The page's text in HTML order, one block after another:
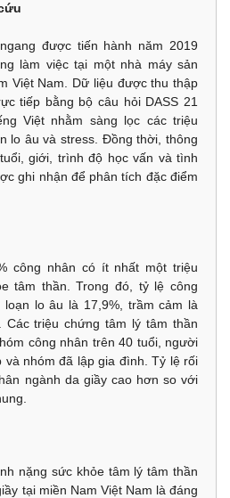
được tiến hành năm 2019
làm việc tại một nhà máy sản
Việt Nam. Dữ liệu được thu thập
tiếp bằng bộ câu hỏi DASS 21
Việt nhằm sàng lọc các triệu
lo âu và stress. Đồng thời, thông
giới, trình độ học vấn và tình
ghi nhận để phân tích đặc điểm
công nhân có ít nhất một triệu
tâm thần. Trong đó, tỷ lệ công
lo âu là 17,9%, trầm cảm là
Các triệu chứng tâm lý tâm thần
công nhân trên 40 tuổi, người
và nhóm đã lập gia đình. Tỷ lệ rối
ngành da giầy cao hơn so với
nặng sức khỏe tâm lý tâm thần
tại miền Nam Việt Nam là đáng